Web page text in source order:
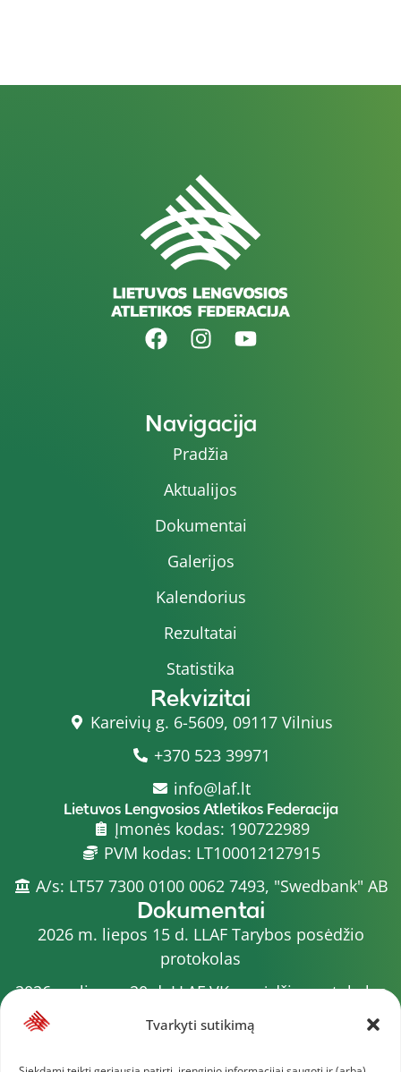
Tvarkyti sutikimą
Navigacija
Pradžia
Aktualijos
Dokumentai
Galerijos
Kalendorius
Rezultatai
Statistika
Rekvizitai
Kareivių g. 6-5609, 09117 Vilnius
+370 523 39971
info@laf.lt
Lietuvos Lengvosios Atletikos Federacija
Įmonės kodas: 190722989
PVM kodas: LT100012127915
A/s: LT57 7300 0100 0062 7493, "Swedbank" AB
Dokumentai
2026 m. liepos 15 d. LLAF Tarybos posėdžio
protokolas
2026 m. liepos 20 d. LLAF VK posėdžio protokolas
Sporto meistrų sąrašas